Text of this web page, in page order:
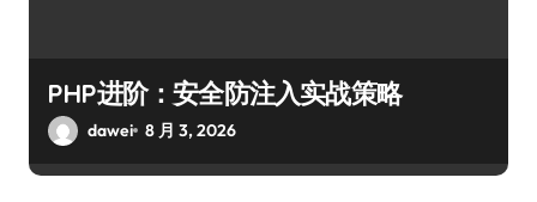
PHP进阶：安全防注入实战策略
dawei 8 月 3, 2026